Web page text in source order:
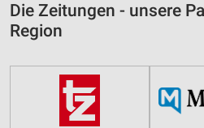
Die Zeitungen - unsere
Region